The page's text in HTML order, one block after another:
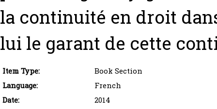
la continuité en droit
lui le garant de cette
Item Type:
Book Section
Language:
French
Date:
2014